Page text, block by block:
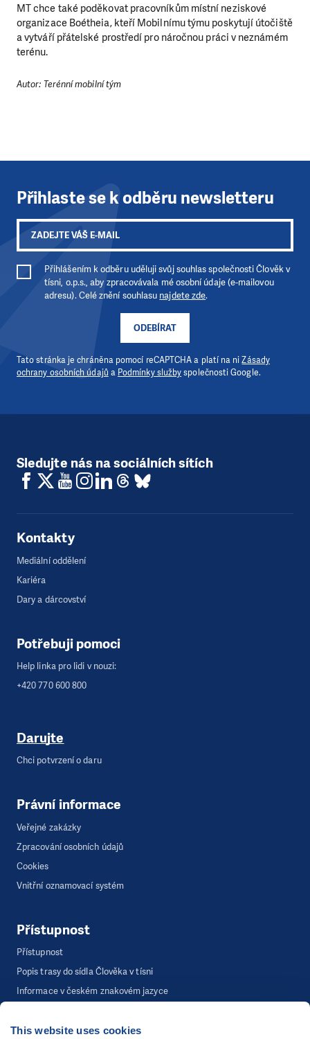
This website uses cookies
MT chce také poděkovat pracovníkům místní neziskové
organizace Boétheia, kteří Mobilnímu týmu poskytují útočiště
a vytváří přátelské prostředí pro náročnou práci v neznámém
terénu.
Autor: Terénní mobilní tým
jedním darem nebo se stanete pravidelným dárcem
Klubu přátel, Vaše dary nám umožní pomoci vždy tam,
kde je to nejvíce potřeba.
DAROVAT
Přihlaste se k odběru newsletteru
ODEBÍRAT
Přihlášením k odběru uděluji svůj souhlas společnosti Člověk v
tísni, o.p.s., aby zpracovávala mé osobní údaje (e-mailovou
adresu). Celé znění souhlasu najdete zde.
Tato stránka je chráněna pomocí reCAPTCHA a platí na niZásady
ochrany osobních údajů a Podmínky službyspolečnosti Google.
Sledujte nás na sociálních sítích
Kontakty
Mediální oddělení
Kariéra
Dary a dárcovství
Potřebuji pomoci
Help linka pro lidi v nouzi:
+420 770 600 800
Darujte
Chci potvrzení o daru
Právní informace
Veřejné zakázky
Zpracování osobních údajů
Cookies
Vnitřní oznamovací systém
Přístupnost
Přístupnost
Popis trasy do sídla Člověka v tísni
Informace v českém znakovém jazyce